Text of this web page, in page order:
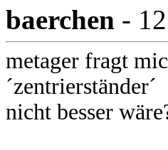
baerchen -
metager fragt
´zentrierständer´
nicht besser